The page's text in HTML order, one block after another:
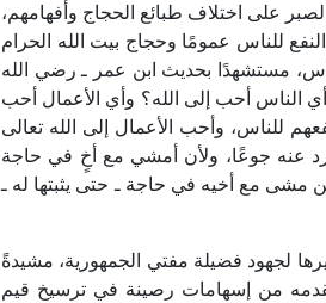
على اختلاف طبائع الحجاج وأفهامهم،
للناس عمومًا وحجاج بيت الله الحرام
مستشهدًا بحديث ابن عمر ـ رضي الله
الناس أحب إلى الله؟ وأي الأعمال أحب
للناس، وأحب الأعمال إلى الله تعالى
عنه جوعًا، ولأن أمشي مع أخٍ في حاجة
مع أخيه في حاجة ـ حتى يثبتها له ـ
لجهود فضيلة مفتي الجمهورية، مشيدةً
يقدمه من إسهامات رصينة في ترسيخ قيم